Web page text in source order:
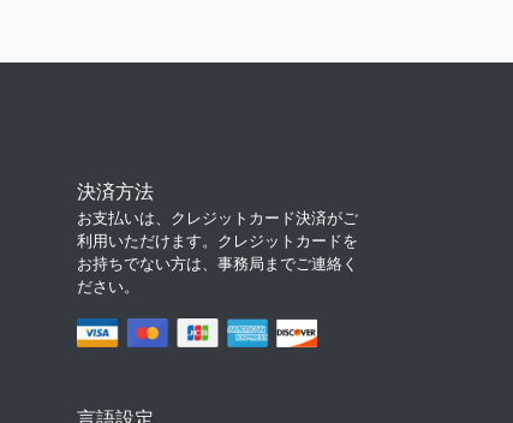
決済方法
お支払いは、クレジットカード決済がご
利用いただけます。クレジットカードを
お持ちでない方は、事務局までご連絡く
ださい。
言語設定